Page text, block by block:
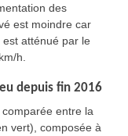
des
est moindre car
est atténué par le
h.
depuis fin 2016
entre la
vert), composée à